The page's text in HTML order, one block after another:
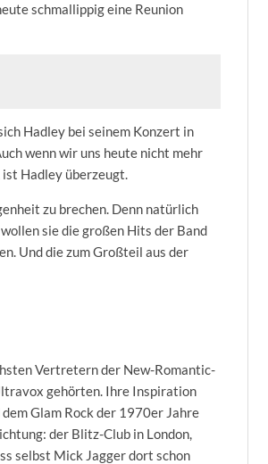
schmallippig eine Reunion
Hadley bei seinem Konzert in
wenn wir uns heute nicht mehr
ist Hadley überzeugt.
zu brechen. Denn natürlich
sie die großen Hits der Band
Und die zum Großteil aus der
Vertretern der New-Romantic-
gehörten. Ihre Inspiration
Glam Rock der 1970er Jahre
der Blitz-Club in London,
selbst Mick Jagger dort schon